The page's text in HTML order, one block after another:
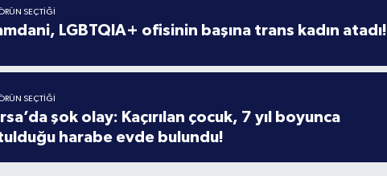
SEÇTIĞI
LGBTQIA+ ofisinin başına trans kadın atadı!
SEÇTIĞI
şok olay: Kaçırılan çocuk, 7 yıl boyunca
harabe evde bulundu!